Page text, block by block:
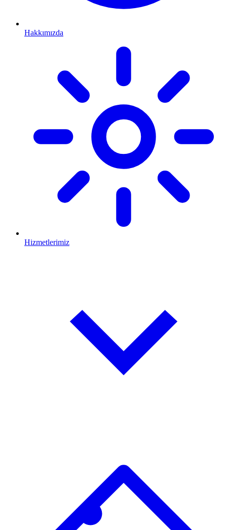
Hakkımızda
Hizmetlerimiz